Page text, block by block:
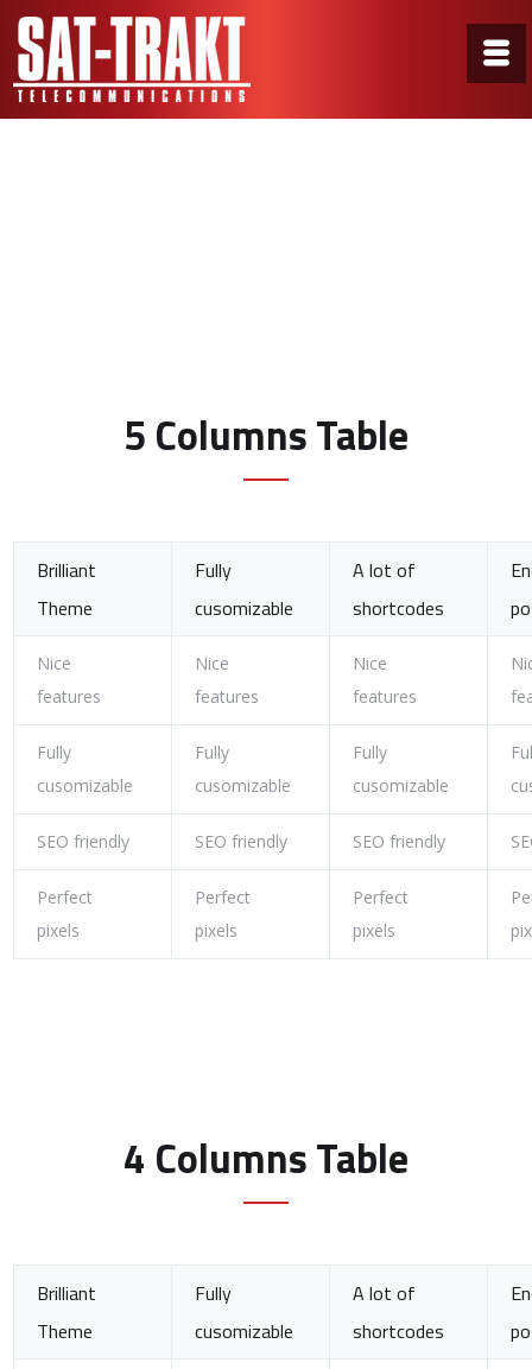
5 Columns Table
Brilliant
Theme
Fully
cusomizable
A lot of
shortcodes
Nice
features
Nice
features
Nice
features
Fully
cusomizable
Fully
cusomizable
Fully
cusomizable
SEO friendly SEO friendly SEO friendly
Perfect
pixels
Perfect
pixels
Perfect
pixels
4 Columns Table
Brilliant
Theme
Fully
cusomizable
A lot of
shortcodes